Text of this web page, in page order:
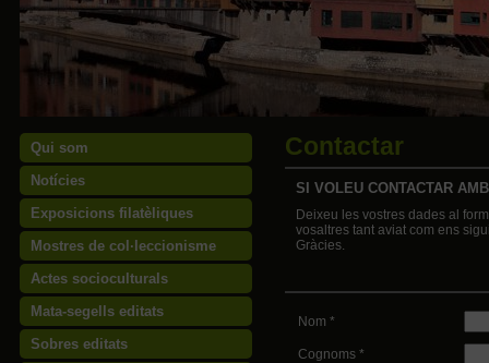
Qui som
Notícies
Exposicions filatèliques
Mostres de col·leccionisme
Actes socioculturals
Mata-segells editats
Sobres editats
Contactar
SI VOLEU CONTACTAR
Deixeu les vostres dades al
vosaltres tant aviat com ens
Gràcies.
Nom *
Cognoms *